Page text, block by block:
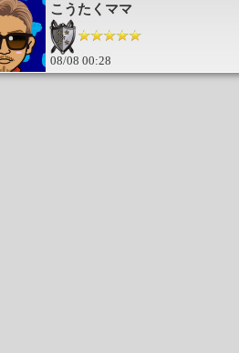
こうたくママ
08/08 00:28